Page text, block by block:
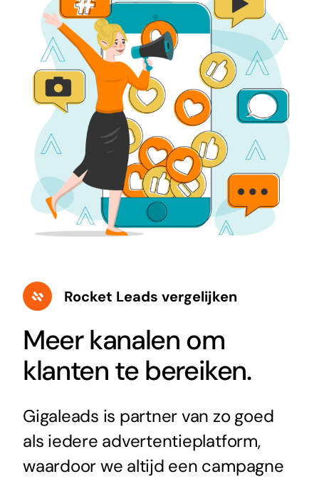
Rocket Leads vergelijken
Meer kanalen om
klanten te bereiken.
Gigaleads is partner van zo goed
als iedere advertentieplatform,
waardoor we altijd een campagne